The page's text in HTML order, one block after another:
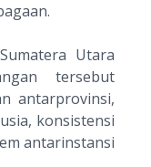
Utara
tersebut
antarprovinsi,
konsistensi
antarinstansi